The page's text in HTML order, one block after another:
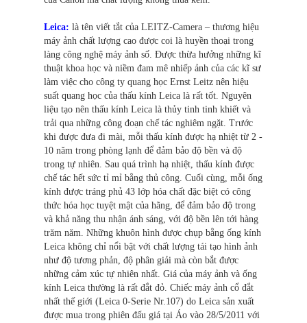
Leica: là tên viết tắt của LEITZ-Camera – thương hiệu
máy ảnh chất lượng cao được coi là huyền thoại trong
làng công nghệ máy ảnh số. Được thừa hưởng những kĩ
thuật khoa học và niềm đam mê nhiếp ảnh của các kĩ sư
làm việc cho công ty quang học Ernst Leitz nên hiệu
suất quang học của thấu kính Leica là rất tốt. Nguyên
liệu tạo nên thấu kính Leica là thủy tinh tinh khiết và
trải qua những công đoạn chế tác nghiêm ngặt. Trước
khi được đưa đi mài, mỗi thấu kính được hạ nhiệt từ 2 -
10 năm trong phòng lạnh để đảm bảo độ bền và độ
trong tự nhiên. Sau quá trình hạ nhiệt, thấu kính được
chế tác hết sức tỉ mỉ bằng thủ công. Cuối cùng, mỗi ống
kính được tráng phủ 43 lớp hóa chất đặc biệt có công
thức hóa học tuyệt mật của hãng, để đảm bảo độ trong
và khả năng thu nhận ánh sáng, với độ bền lên tới hàng
trăm năm. Những khuôn hình được chụp bằng ống kính
Leica không chỉ nổi bật với chất lượng tái tạo hình ảnh
như độ tương phản, độ phân giải mà còn bắt được
những cảm xúc tự nhiên nhất. Giá của máy ảnh và ống
kính Leica thường là rất đắt đỏ. Chiếc máy ảnh cổ đắt
nhất thế giới (Leica 0-Serie Nr.107) do Leica sản xuất
được mua trong phiên đấu giá tại Áo vào 28/5/2011 với